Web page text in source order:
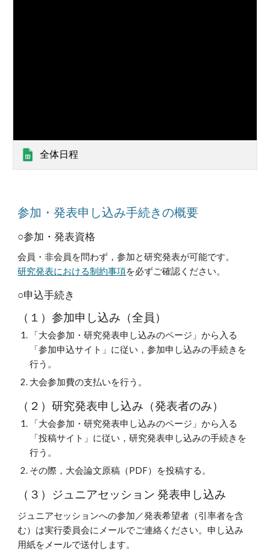
全体日程
参加・発表申し込み手続きの概要
○参加・発表資格
会員・非会員を問わず ，参加と研究発表が可能です。
研究発表における制約事項を必ずご確認ください。
○申込手続き
（１）参加申し込み（全員）
「大会参加・研究発表申し込みのページ 」から入る
「参加申込サイト」 に従い ，参加申し込みの手続きを
行う。
大会参加費の支払いを行う。
（２）研究発表申し込み（発表者のみ）
「大会参加・研究発表申し込みのページ 」から入る
「投稿サイト」 に従い ，研究発表申し込みの手続きを
行う。
その際 ， 大会論文原稿（PDF）を投稿する。
（３）ジュニアセッション 発表申し込み
ジュニアセッションへの参加／発表希望者（引率者を含
む）は実行委員会にメールでご連絡ください。申し込み
用紙をメールで送付します。